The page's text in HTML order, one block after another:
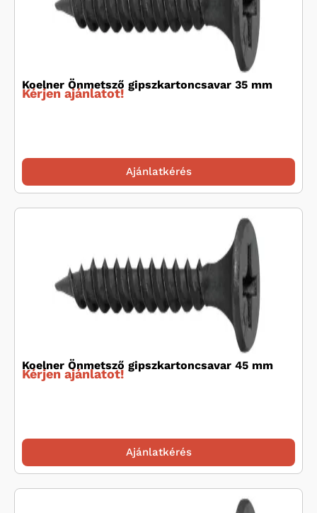
Koelner Önmetsző gipszkartoncsavar 35 mm
Kérjen ajánlatot!
Ajánlatkérés
Koelner Önmetsző gipszkartoncsavar 45 mm
Kérjen ajánlatot!
Ajánlatkérés